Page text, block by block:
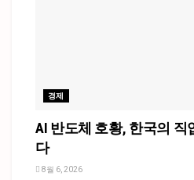
경제
AI 반도체 호황, 한국의 직
다
8월 6, 2026